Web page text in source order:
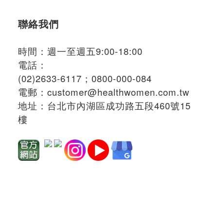
聯絡我們
時間：週一至週五9:00-18:00
電話：
(02)2633-6117； 0800-000-084
電郵： customer@healthwomen.com.tw
地址： 台北市內湖區成功路五段460號15
樓